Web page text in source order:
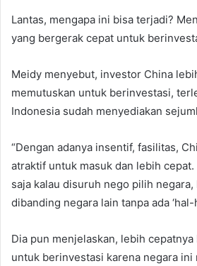
Lantas, mengapa ini bisa terjadi?
yang bergerak cepat untuk
Meidy menyebut, investor China
memutuskan untuk berinvestasi,
Indonesia sudah menyediakan
“Dengan adanya insentif, fasilitas,
atraktif untuk masuk dan lebih
saja kalau disuruh nego pilih
dibanding negara lain tanpa ada ‘hal-
Dia pun menjelaskan, lebih
untuk berinvestasi karena negara ini